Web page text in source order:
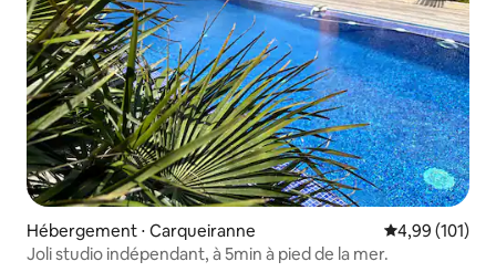
Hébergement ⋅ Carqueiranne Évaluation
4,99 (101)
Joli studio indépendant, à 5min à pied de la mer.